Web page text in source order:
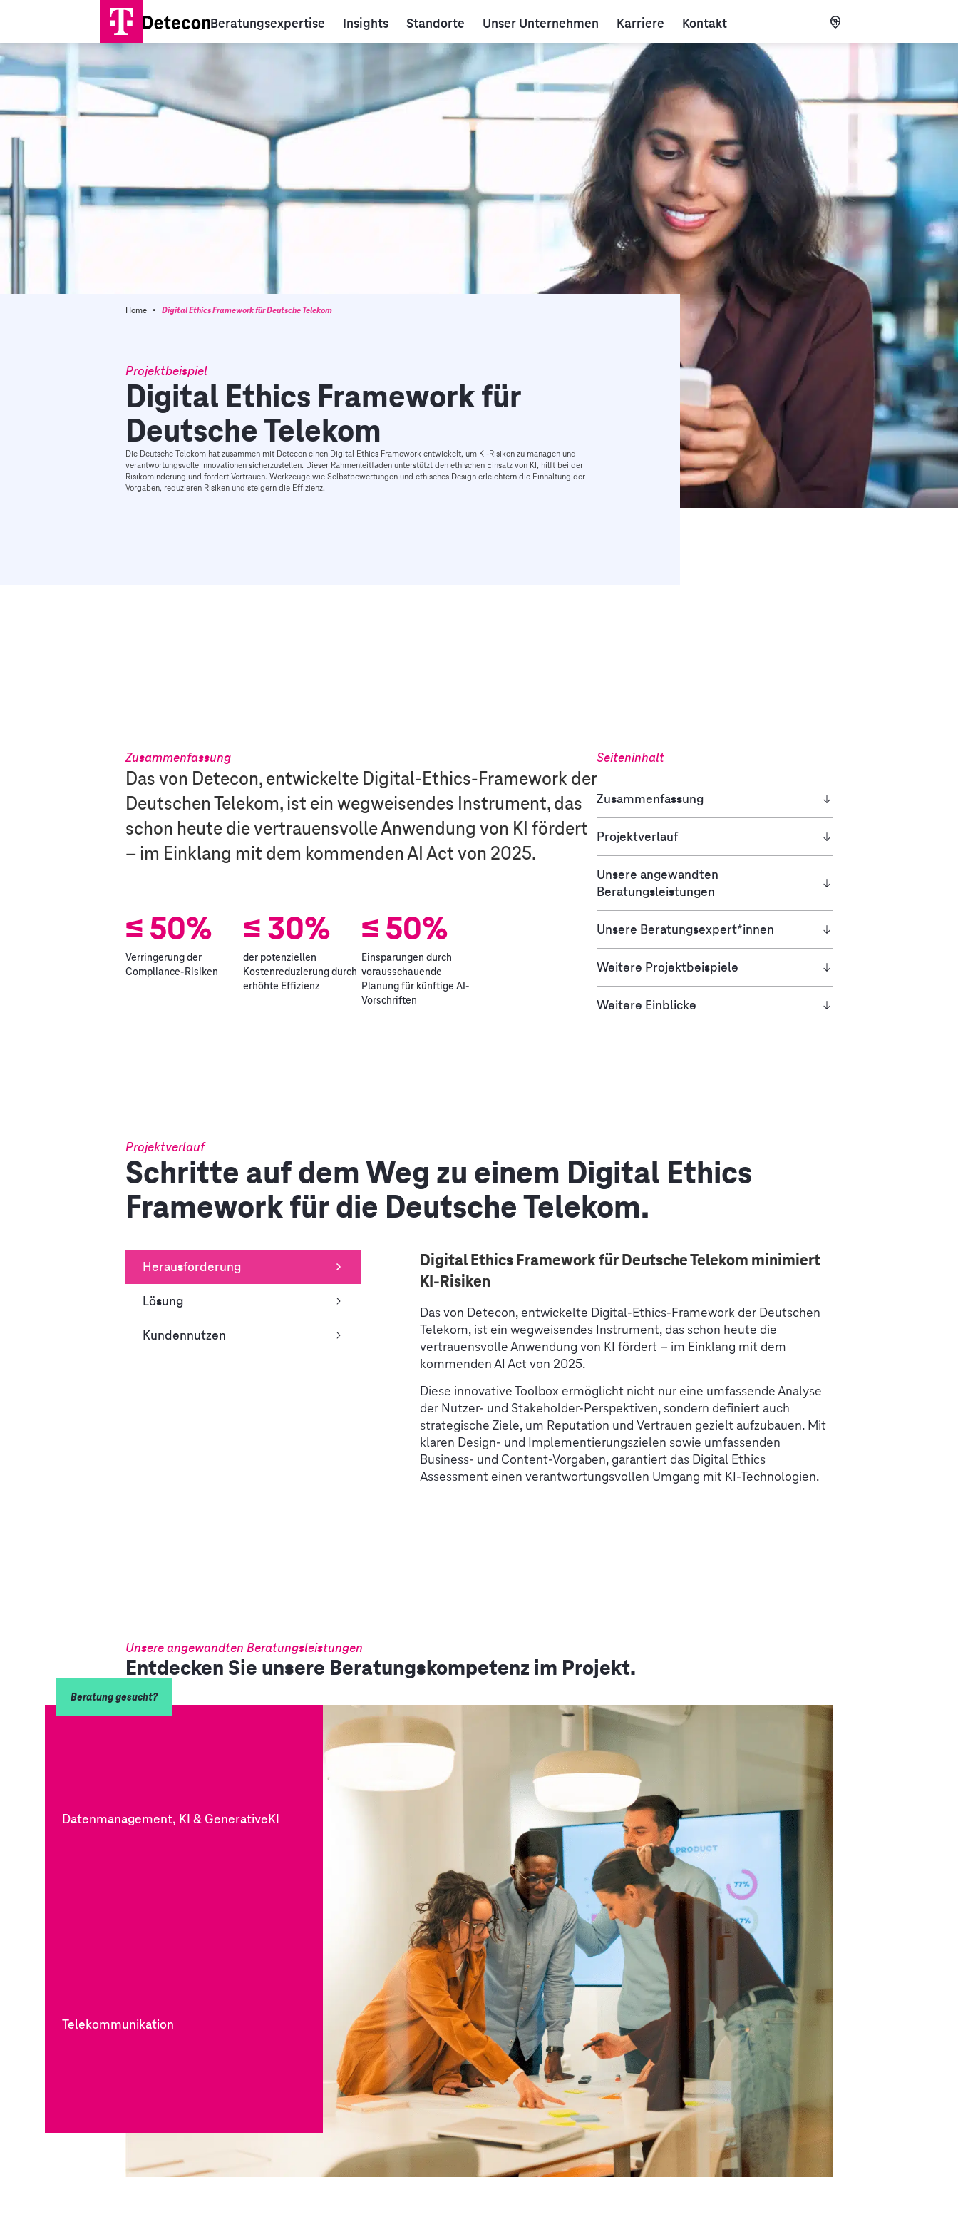
Beratungsexpertise Insights Standorte Unser Unternehmen Karriere Kontakt CH
Home · Digital Ethics Framework für Deutsche Telekom
Projektbeispiel
Digital Ethics Framework für
Deutsche Telekom
Die Deutsche Telekom hat zusammen mit Detecon einen Digital Ethics Framework entwickelt, um KI-Risiken zu managen und
verantwortungsvolle Innovationen sicherzustellen. Dieser Rahmenleitfaden unterstützt den ethischen Einsatz von KI, hilft bei der
Risikominderung und fördert Vertrauen. Werkzeuge wie Selbstbewertungen und ethisches Design erleichtern die Einhaltung der
Vorgaben, reduzieren Risiken und steigern die Effizienz.
Zusammenfassung
Das von Detecon, entwickelte Digital-Ethics-Framework der
Deutschen Telekom, ist ein wegweisendes Instrument, das
schon heute die vertrauensvolle Anwendung von KI fördert
– im Einklang mit dem kommenden AI Act von 2025.
≤ 50%
Verringerung der
Compliance-Risiken
≤ 30%
der potenziellen
Kostenreduzierung durch
erhöhte Effizienz
≤ 50%
Einsparungen durch
vorausschauende
Planung für künftige AI-
Vorschriften
Seiteninhalt
Zusammenfassung
Projektverlauf
Unsere angewandten
Beratungsleistungen
Unsere Beratungsexpert*innen
Weitere Projektbeispiele
Weitere Einblicke
Projektverlauf
Schritte auf dem Weg zu einem Digital Ethics
Framework für die Deutsche Telekom.
Herausforderung
Lösung
Kundennutzen
Digital Ethics Framework für Deutsche Telekom minimiert
KI-Risiken
Das von Detecon, entwickelte Digital-Ethics-Framework der Deutschen
Telekom, ist ein wegweisendes Instrument, das schon heute die
vertrauensvolle Anwendung von KI fördert – im Einklang mit dem
kommenden AI Act von 2025.
Diese innovative Toolbox ermöglicht nicht nur eine umfassende Analyse
der Nutzer- und Stakeholder-Perspektiven, sondern definiert auch
strategische Ziele, um Reputation und Vertrauen gezielt aufzubauen. Mit
klaren Design- und Implementierungszielen sowie umfassenden
Business- und Content-Vorgaben, garantiert das Digital Ethics
Assessment einen verantwortungsvollen Umgang mit KI-Technologien.
Unsere angewandten Beratungsleistungen
Entdecken Sie unsere Beratungskompetenz im Projekt.
Beratung gesucht?
Datenmanagement, KI & GenerativeKI
Telekommunikation